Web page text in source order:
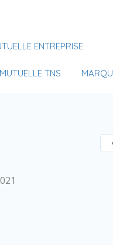
ENTREPRISE
MUTUELLE TNS